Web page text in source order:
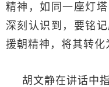
精神，如同一座灯
深刻认识到，要铭
援朝精神，将其转化
胡文静在讲话中